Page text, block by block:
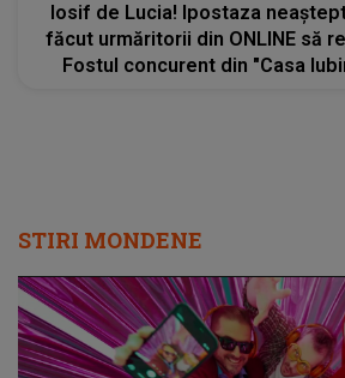
Iosif de Lucia! Ipostaza
făcut urmăritorii din ONLINE să
Fostul concurent din "Casa
STIRI MONDENE